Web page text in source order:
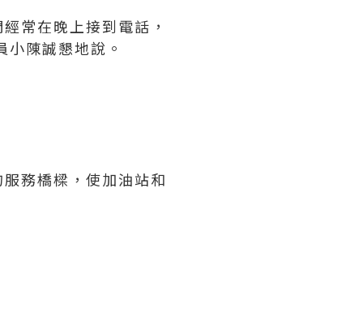
常在晚上接到電話，
陳誠懇地說。
務橋樑，使加油站和